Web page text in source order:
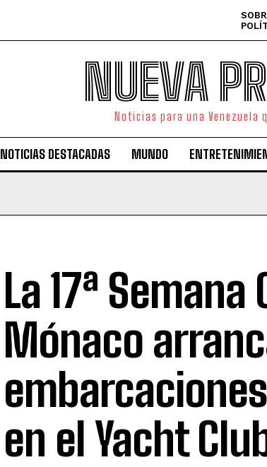
NUEVA
Noticias para una Venezuela
NOTICIAS DESTACADAS MUNDO
La 17ª
Mónaco
en el Yacht